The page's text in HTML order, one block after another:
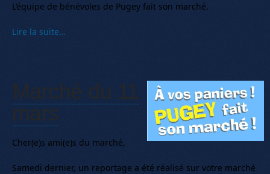
L’équipe de bénévoles de Pugey fait son marché.
Lire la suite…
Marché du 11
mars
Cher(e)s ami(e)s du marché,
Samedi dernier, un reportage a été réalisé sur votre marché